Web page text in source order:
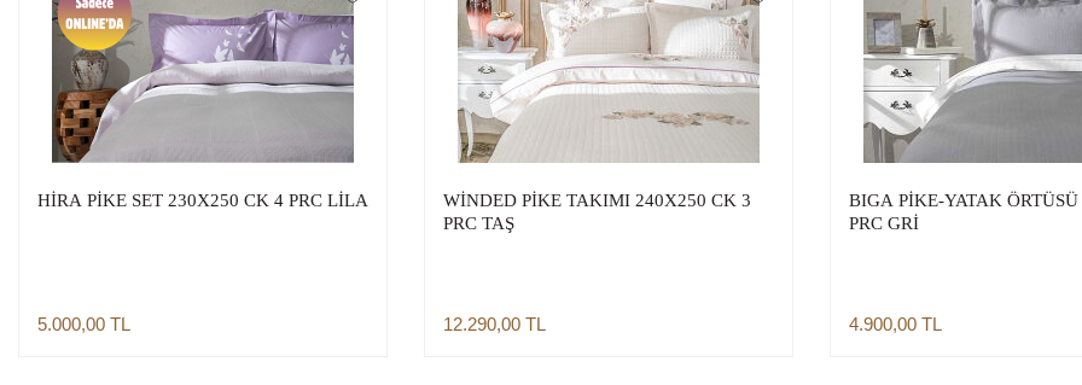
HİRA PİKE SET 230X250 CK 4 PRC LİLA
5.000,00 TL
WİNDED PİKE TAKIMI 240X250 CK 3
PRC TAŞ
12.290,00 TL
BIGA PİKE-YATAK
PRC GRİ
4.900,00 TL